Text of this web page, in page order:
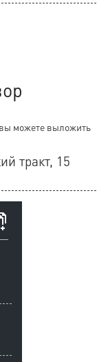
можете выложить
тракт, 15